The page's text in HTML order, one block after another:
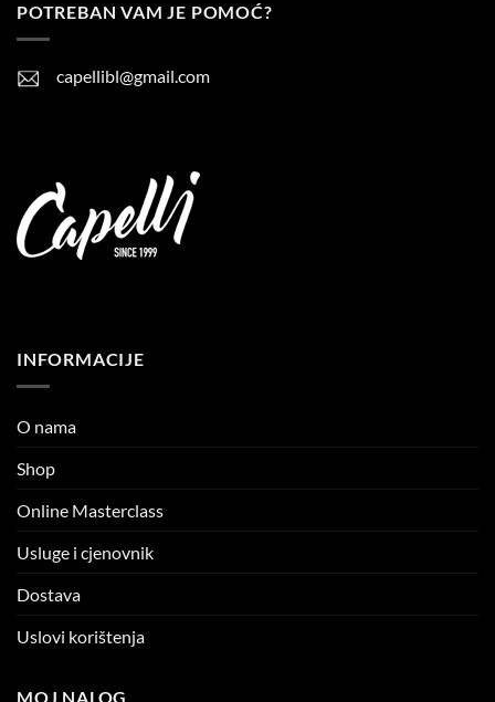
POTREBAN VAM JE POMOĆ?
capellibl@gmail.com
INFORMACIJE
O nama
Shop
Online Masterclass
Usluge i cjenovnik
Dostava
Uslovi korištenja
MOJ NALOG